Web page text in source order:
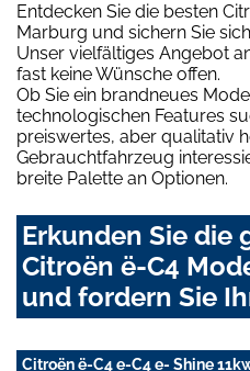
Entdecken Sie die besten
Marburg und sichern Sie
Unser vielfältiges Angebot
fast keine Wünsche offen.
Ob Sie ein brandneues
technologischen Features
preiswertes, aber qualitativ
Gebrauchtfahrzeug
breite Palette an Optionen.
Erkunden Sie die
Citroën ë-C4
und fordern Sie
Citroën ë-C4 e-C4 e- Shine